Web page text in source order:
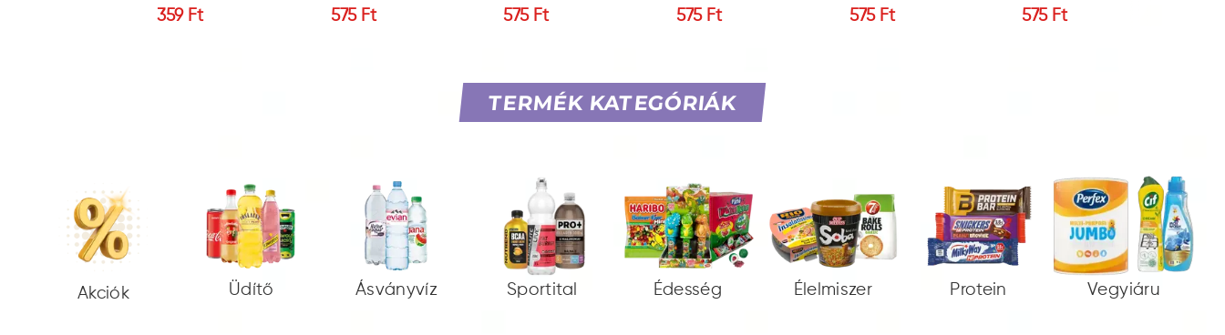
359 Ft 575 Ft 575 Ft 575 Ft 575 Ft 575 Ft
TERMÉK KATEGÓRIÁK
Akciók Üdítő Ásványvíz Sportital Édesség Élelmiszer Protein Vegyiáru